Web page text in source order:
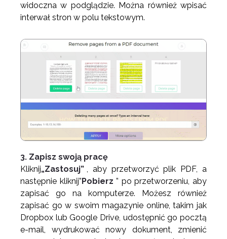
widoczna w podglądzie. Można również wpisać
interwał stron w polu tekstowym.
3. Zapisz swoją pracę
Kliknij„Zastosuj” , aby przetworzyć plik PDF, a
następnie kliknij”Pobierz ” po przetworzeniu, aby
zapisać go na komputerze. Możesz również
zapisać go w swoim magazynie online, takim jak
Dropbox lub Google Drive, udostępnić go pocztą
e-mail, wydrukować nowy dokument, zmienić